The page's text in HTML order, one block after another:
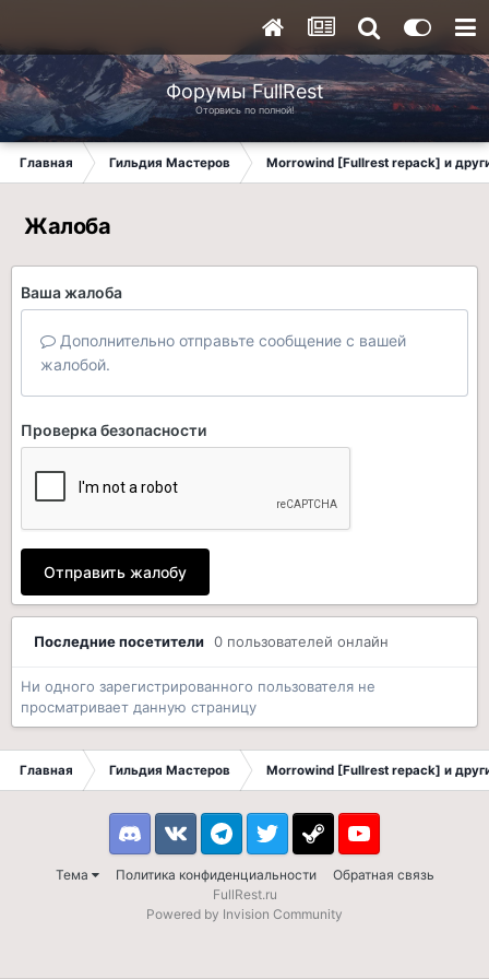
Форумы FullRest
Оторвись по полной!
Главная Гильдия Мастеров Morrowind [Fullrest repack] и
Жалоба
Ваша жалоба
Дополнительно отправьте сообщение с вашей
жалобой.
Проверка безопасности
Отправить жалобу
Последние посетители 0 пользователей онлайн
Ни одного зарегистрированного пользователя не
просматривает данную страницу
Главная Гильдия Мастеров Morrowind [Fullrest repack] и
Тема Политика конфиденциальности Обратная связь
DiscordVK TelegramTwitter Steam Youtube
FullRest.ru
Powered by Invision Community